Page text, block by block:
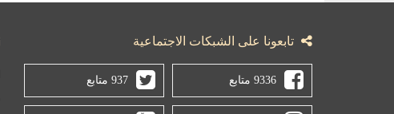
تابعونا على الشبكات الاجتماعية
9336 متابع 937 متابع